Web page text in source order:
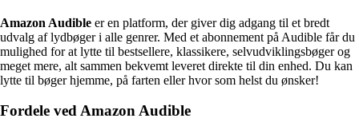
Amazon Audible er en platform, der giver dig adgang til et bredt
udvalg af lydbøger i alle genrer. Med et abonnement på Audible får du
mulighed for at lytte til bestsellere, klassikere, selvudviklingsbøger og
meget mere, alt sammen bekvemt leveret direkte til din enhed. Du kan
lytte til bøger hjemme, på farten eller hvor som helst du ønsker!
Fordele ved Amazon Audible